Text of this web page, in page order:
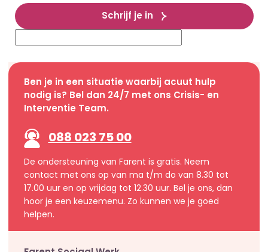
Schrijf je in
Ben je in een situatie waarbij acuut hulp
nodig is? Bel dan 24/7 met ons Crisis- en
Interventie Team.
088 023 75 00
De ondersteuning van Farent is gratis. Neem
contact met ons op van ma t/m do van 8.30 tot
17.00 uur en op vrijdag tot 12.30 uur. Bel je ons, dan
hoor je een keuzemenu. Zo kunnen we je goed
helpen.